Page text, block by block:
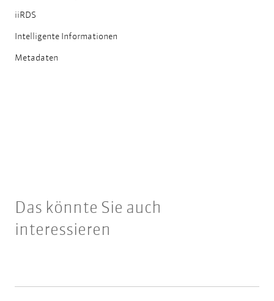
iiRDS
Intelligente Informationen
Metadaten
Das könnte Sie auch
interessieren